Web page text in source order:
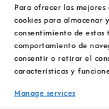
Para ofrecer las
cookies para almacenar
consentimiento de estas
comportamiento de
consentir o retirar el
características y
Manage services
O documento
operacións
abandonada.
para
materias
tantalio”.